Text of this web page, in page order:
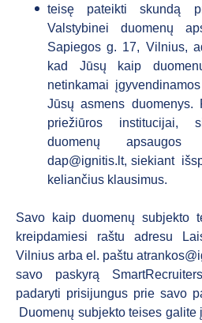
teisę pateikti skundą
Valstybinei duomenų
Sapiegos g. 17, Vilnius,
kad Jūsų kaip
netinkamai
Jūsų asmens duomenys.
priežiūros institucijai,
duomenų apsaugos
dap@ignitis.lt, siekiant
keliančius klausimus.
Savo kaip duomenų subjekto
kreipdamiesi raštu adresu
Vilnius arba el. paštu
savo paskyrą
padaryti prisijungus prie savo
Duomenų subjekto teises galite